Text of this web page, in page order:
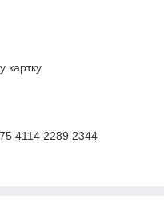
картку
4114 2289 2344